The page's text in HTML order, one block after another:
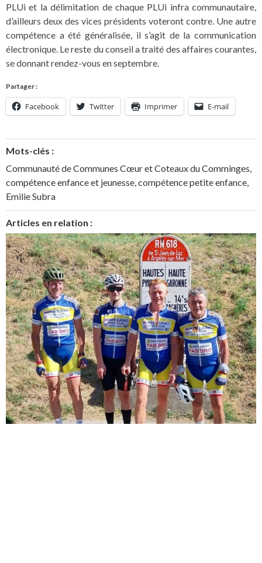
PLUi et la délimitation de chaque PLUi infra communautaire,
d’ailleurs deux des vices présidents voteront contre. Une autre
compétence a été généralisée, il s’agit de la communication
électronique. Le reste du conseil a traité des affaires courantes,
se donnant rendez-vous en septembre.
Partager :
Facebook Twitter Imprimer E-mail
Mots-clés :
Communauté de Communes Cœur et Coteaux du Comminges,
compétence enfance et jeunesse,compétence petite enfance,
Emilie Subra
Articles en relation :